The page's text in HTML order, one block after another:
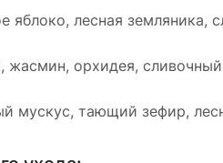
яблоко, лесная земляника,
жасмин, орхидея,
мускус, тающий зефир,